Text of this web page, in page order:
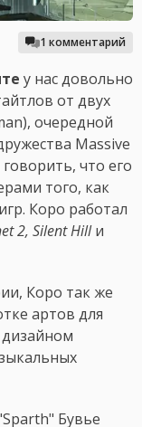
1 комментарий
у нас довольно
от двух
очередной
Massive
что его
того, как
Коро работал
2, Silent Hillи
Коро так же
артов для
Бувье